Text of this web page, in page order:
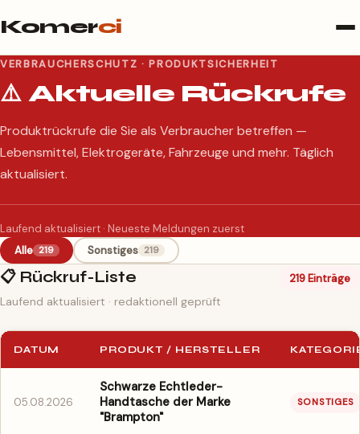
Komerci
VERBRAUCHERSCHUTZ · PRODUKTSICHERHEIT
⚠️ Aktuelle Rückrufe
Produktrückrufe die Sie als Verbraucher betreffen —
Lebensmittel, Elektrogeräte, Fahrzeuge und mehr. Täglich
aktualisiert.
Laufend aktualisiert · Neueste Meldungen zuerst
Alle 219 Sonstiges 219
📋 Rückruf-Liste
Laufend aktualisiert · redaktionell geprüft
219 Einträge
DATUM PRODUKT / HERSTELLER
05.08.2026
Schwarze Echtleder-
Handtasche der Marke
"Brampton"
SONSTIGES